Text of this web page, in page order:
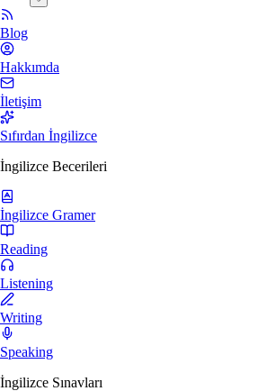
Blog
Hakkımda
İletişim
Sıfırdan İngilizce
İngilizce Becerileri
İngilizce Gramer
Reading
Listening
Writing
Speaking
İngilizce Sınavları